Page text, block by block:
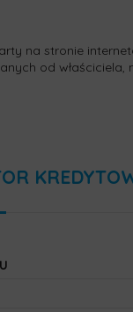
na stronie
od